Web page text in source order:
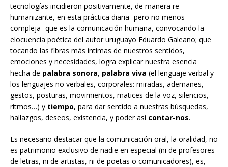
tecnologías incidieron positivamente, de manera re-
humanizante, en esta práctica diaria -pero no menos
compleja- que es la comunicación humana, convocando la
elocuencia poética del autor uruguayo Eduardo Galeano; que
tocando las fibras más íntimas de nuestros sentidos,
emociones y necesidades, logra explicar nuestra esencia
hecha de palabra sonora, palabra viva (el lenguaje verbal y
los lenguajes no verbales, corporales: miradas, ademanes,
gestos, posturas, movimientos, matices de la voz, silencios,
ritmos…) y tiempo, para dar sentido a nuestras búsquedas,
hallazgos, deseos, existencia, y poder así contar-nos.
Es necesario destacar que la comunicación oral, la oralidad, no
es patrimonio exclusivo de nadie en especial (ni de profesores
de letras, ni de artistas, ni de poetas o comunicadores), es,